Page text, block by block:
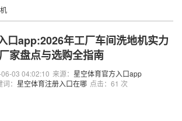
口app:2026年工厂车间洗地机实力
厂家盘点与选购全指南
03 04:02:10 来源： 星空体育官方入口app
： 星空体育注册入口在哪 点击：61 次